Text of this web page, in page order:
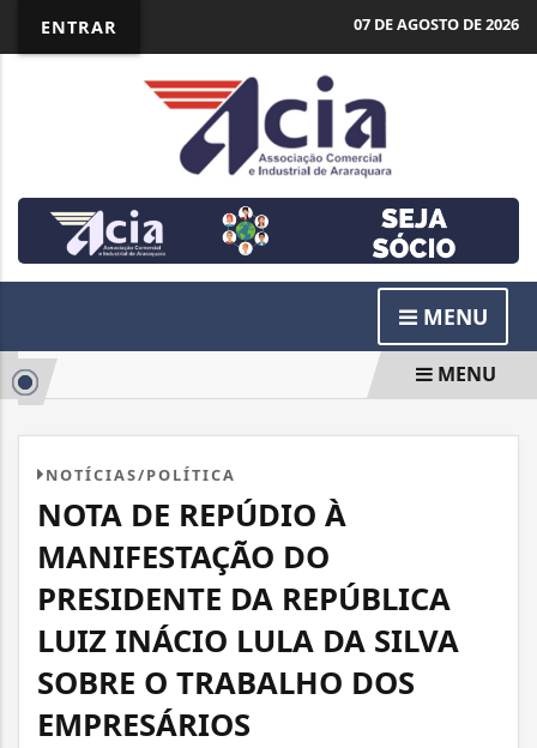
ENTRAR 07 DE AGOSTO DE 2026
MENU
MENU
NOTÍCIAS/POLÍTICA
NOTA DE REPÚDIO À
MANIFESTAÇÃO DO
PRESIDENTE DA REPÚBLICA
LUIZ INÁCIO LULA DA SILVA
SOBRE O TRABALHO DOS
EMPRESÁRIOS